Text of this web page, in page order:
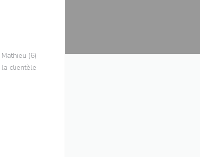
(6)
la clientèle